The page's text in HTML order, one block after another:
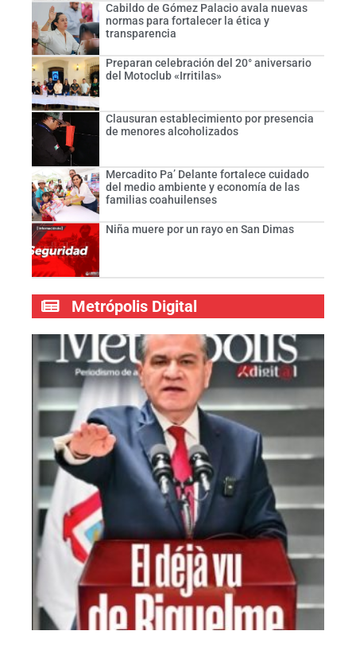
Cabildo de Gómez Palacio avala nuevas
normas para fortalecer la ética y
transparencia
Preparan celebración del 20° aniversario
del Motoclub «Irritilas»
Clausuran establecimiento por presencia
de menores alcoholizados
Mercadito Pa’ Delante fortalece cuidado
del medio ambiente y economía de las
familias coahuilenses
Niña muere por un rayo en San Dimas
Metrópolis Digital